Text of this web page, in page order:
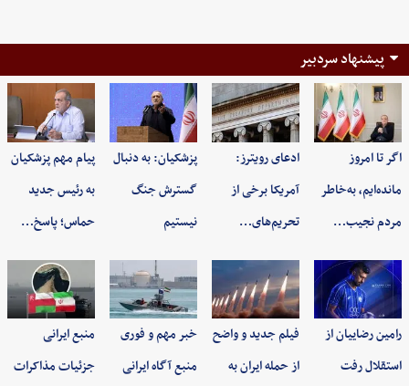
پیشنهاد سردبیر
اگر تا امروز
مانده‌ایم، به‌خاطر
مردم نجیب…
ادعای رویترز:
آمریکا برخی از
تحریم‌های…
پزشکیان: به‌ دنبال
گسترش جنگ
نیستیم
پیام مهم پزشکیان
به رئیس جدید
حماس؛ پاسخ…
رامین رضاییان از
استقلال رفت
فیلم جدید و واضح
از حمله ایران به
خبر مهم و فوری
منبع آگاه ایرانی
منبع ایرانی
جزئیات مذاکرات